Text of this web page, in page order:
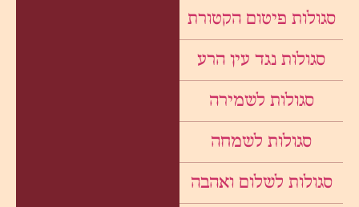
סגולות פיטום הקטורת
סגולות נגד עין הרע
סגולות לשמירה
סגולות לשמחה
סגולות לשלום ואהבה